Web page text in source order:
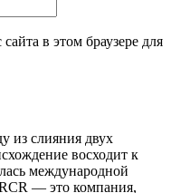
в этом браузере для
из слияния двух
восходит к
международной
— это компания,